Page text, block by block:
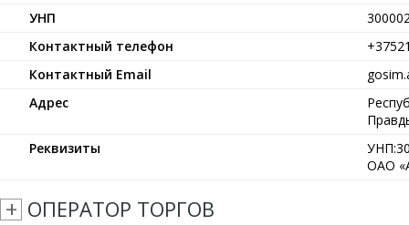
УНП
Контактный телефон
Контактный Email
Адрес
Реквизиты
ОАО
ОПЕРАТОР ТОРГОВ